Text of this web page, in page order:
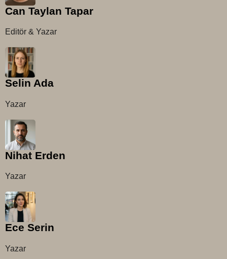
Can Taylan Tapar
Editör & Yazar
Selin Ada
Yazar
Nihat Erden
Yazar
Ece Serin
Yazar